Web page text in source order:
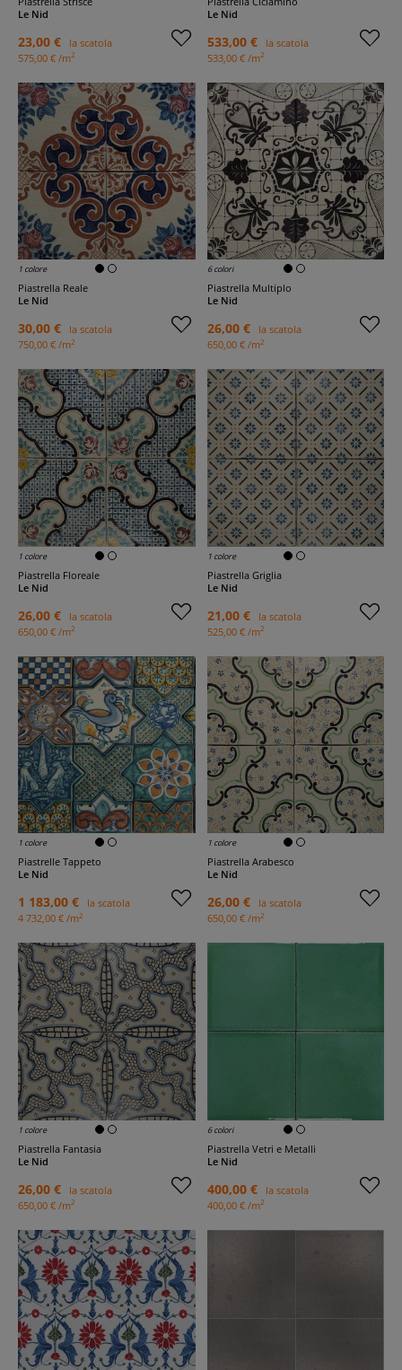
Le Nid
23,00 €
la scatola
575,00 € /m2
Le Nid
533,00 €
la scatola
533,00 € /m2
1 colore
Piastrella Reale
Le Nid
30,00 €
la scatola
750,00 € /m2
6 colori
Piastrella Multiplo
Le Nid
26,00 €
la scatola
650,00 € /m2
1 colore
Piastrella Floreale
Le Nid
26,00 €
la scatola
650,00 € /m2
1 colore
Piastrella Griglia
Le Nid
21,00 €
la scatola
525,00 € /m2
1 colore
Piastrelle Tappeto
Le Nid
1 183,00 €
la scatola
4 732,00 € /m2
1 colore
Piastrella Arabesco
Le Nid
26,00 €
la scatola
650,00 € /m2
1 colore
Piastrella Fantasia
Le Nid
26,00 €
la scatola
650,00 € /m2
6 colori
Piastrella Vetri e Metalli
Le Nid
400,00 €
la scatola
400,00 € /m2